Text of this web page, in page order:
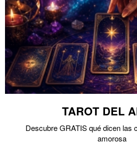
TAROT DEL
Descubre GRATIS qué dicen las
amorosa